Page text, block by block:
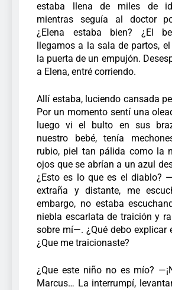
estaba llena de miles de
mientras seguía al doctor
¿Elena estaba bien? ¿El
llegamos a la sala de partos,
la puerta de un empujón.
a Elena, entré corriendo.
Allí estaba, luciendo cansada
Por un momento sentí una
luego vi el bulto en sus
nuestro bebé, tenía
rubio, piel tan pálida como la
ojos que se abrían a un azul
¿Esto es lo que es el diablo?
extraña y distante, me
embargo, no estaba
niebla escarlata de traición y
sobre mí—. ¿Qué debo explicar
¿Que me traicionaste?
¿Que este niño no es mío?
Marcus… La interrumpí,